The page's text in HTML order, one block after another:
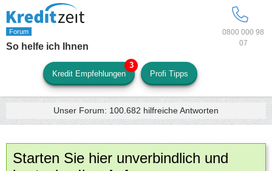
0800 000 98
07
So helfe ich Ihnen
Kredit Empfehlungen Profi Tipps
Unser Forum: 100.682 hilfreiche Antworten
Starten Sie hier unverbindlich und